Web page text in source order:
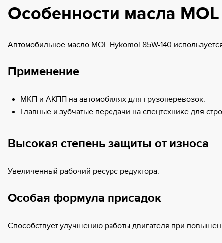
Особенности масла
Автомобильное масло MOL Hykomol 85W-140
Применение
МКП и АКПП на автомобилях для грузоперевозок.
Главные и зубчатые передачи на спецтехнике для
Высокая степень защиты от износа
Увеличенный рабочий ресурс редуктора.
Особая формула присадок
Способствует улучшению работы двигателя при